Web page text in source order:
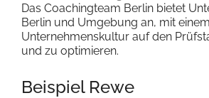
Das Coachingteam Berlin bietet
Berlin und Umgebung an, mit
Unternehmenskultur auf den
und zu optimieren.
Beispiel Rewe